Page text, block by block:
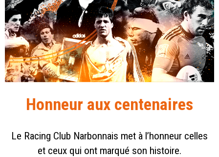
Honneur aux centenaires
Le Racing Club Narbonnais met à l’honneur celles
et ceux qui ont marqué son histoire.